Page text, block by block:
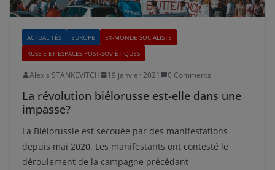
ACTUALITÉS EUROPE
EX-MONDE SOCIALISTE
RUSSIE ET ESPACES POST-SOVIÉTIQUES
Alexis STANKEVITCH 19 janvier 2021 0 Comments
La révolution biélorusse est-elle dans une
impasse?
La Biélorussie est secouée par des manifestations
depuis mai 2020. Les manifestants ont contesté le
déroulement de la campagne précédant